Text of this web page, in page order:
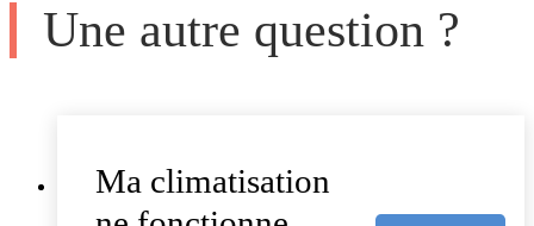
Une autre question ?
Ma climatisation